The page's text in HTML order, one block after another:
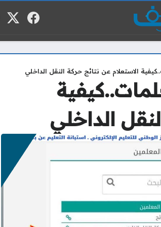
فيسبوك
الاستعلام عن نتائج حركة النقل الداخلي
الداخلي